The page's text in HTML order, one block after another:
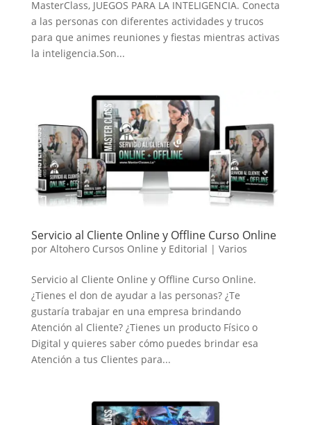
MasterClass, JUEGOS PARA LA INTELIGENCIA. Conecta
a las personas con diferentes actividades y trucos
para que animes reuniones y fiestas mientras activas
la inteligencia.Son...
Servicio al Cliente Online y Offline Curso Online
por Altohero Cursos Online y Editorial | Varios
Servicio al Cliente Online y Offline Curso Online.
¿Tienes el don de ayudar a las personas? ¿Te
gustaría trabajar en una empresa brindando
Atención al Cliente? ¿Tienes un producto Físico o
Digital y quieres saber cómo puedes brindar esa
Atención a tus Clientes para...